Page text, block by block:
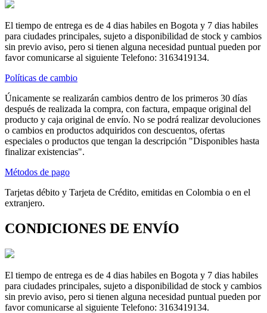
El tiempo de entrega es de 4 dias habiles en Bogota y 7 dias habiles
para ciudades principales, sujeto a disponibilidad de stock y cambios
sin previo aviso, pero si tienen alguna necesidad puntual pueden por
favor comunicarse al siguiente Telefono: 3163419134.
Políticas de cambio
Únicamente se realizarán cambios dentro de los primeros 30 días
después de realizada la compra, con factura, empaque original del
producto y caja original de envío. No se podrá realizar devoluciones
o cambios en productos adquiridos con descuentos, ofertas
especiales o productos que tengan la descripción "Disponibles hasta
finalizar existencias".
Métodos de pago
Tarjetas débito y Tarjeta de Crédito, emitidas en Colombia o en el
extranjero.
CONDICIONES DE ENVÍO
El tiempo de entrega es de 4 dias habiles en Bogota y 7 dias habiles
para ciudades principales, sujeto a disponibilidad de stock y cambios
sin previo aviso, pero si tienen alguna necesidad puntual pueden por
favor comunicarse al siguiente Telefono: 3163419134.